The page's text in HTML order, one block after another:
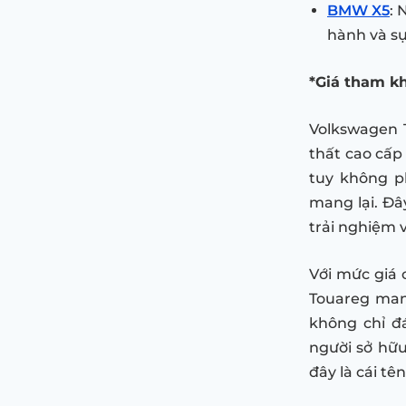
BMW X5:
hành và
*Giá tham
thất cao
tuy không
mang lại.
trải nghiệm
Với mức giá
Touareg
không chỉ
người sở
đây là cái